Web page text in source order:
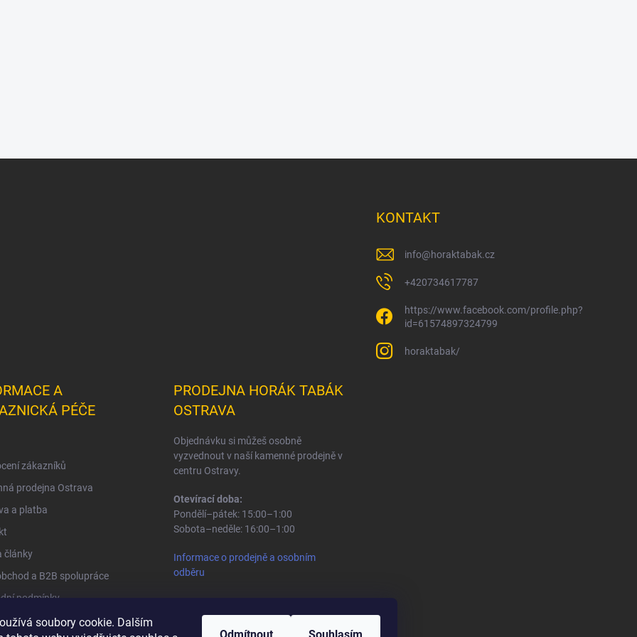
soubory cookie. Dalším
KONTAKT
info@horaktabak.cz
+420734617787
https://www.facebook.com/profile.php?
id=61574897324799
horaktabak/
A
PÉČE
zákazníků
prodejna Ostrava
a platba
články
a B2B spolupráce
podmínky
osobních údajů
PRODEJNA HORÁK TABÁK
OSTRAVA
Objednávku si můžeš osobně
vyzvednout v naší kamenné prodejně v
centru Ostravy.
Otevírací doba:
Pondělí–pátek: 15:00–1:00
Sobota–neděle: 16:00–1:00
Informace o prodejně a osobním
odběru